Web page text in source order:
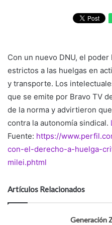
Con un nuevo DNU, el
estrictos a las huelgas en
y transporte. Los
que se emite por Bravo TV
de la norma y advirtieron
contra la autonomía sindical.
Fuente: https://
con-el-derecho-a-huelga-
milei.phtml
Artículos Relacionados
Generación